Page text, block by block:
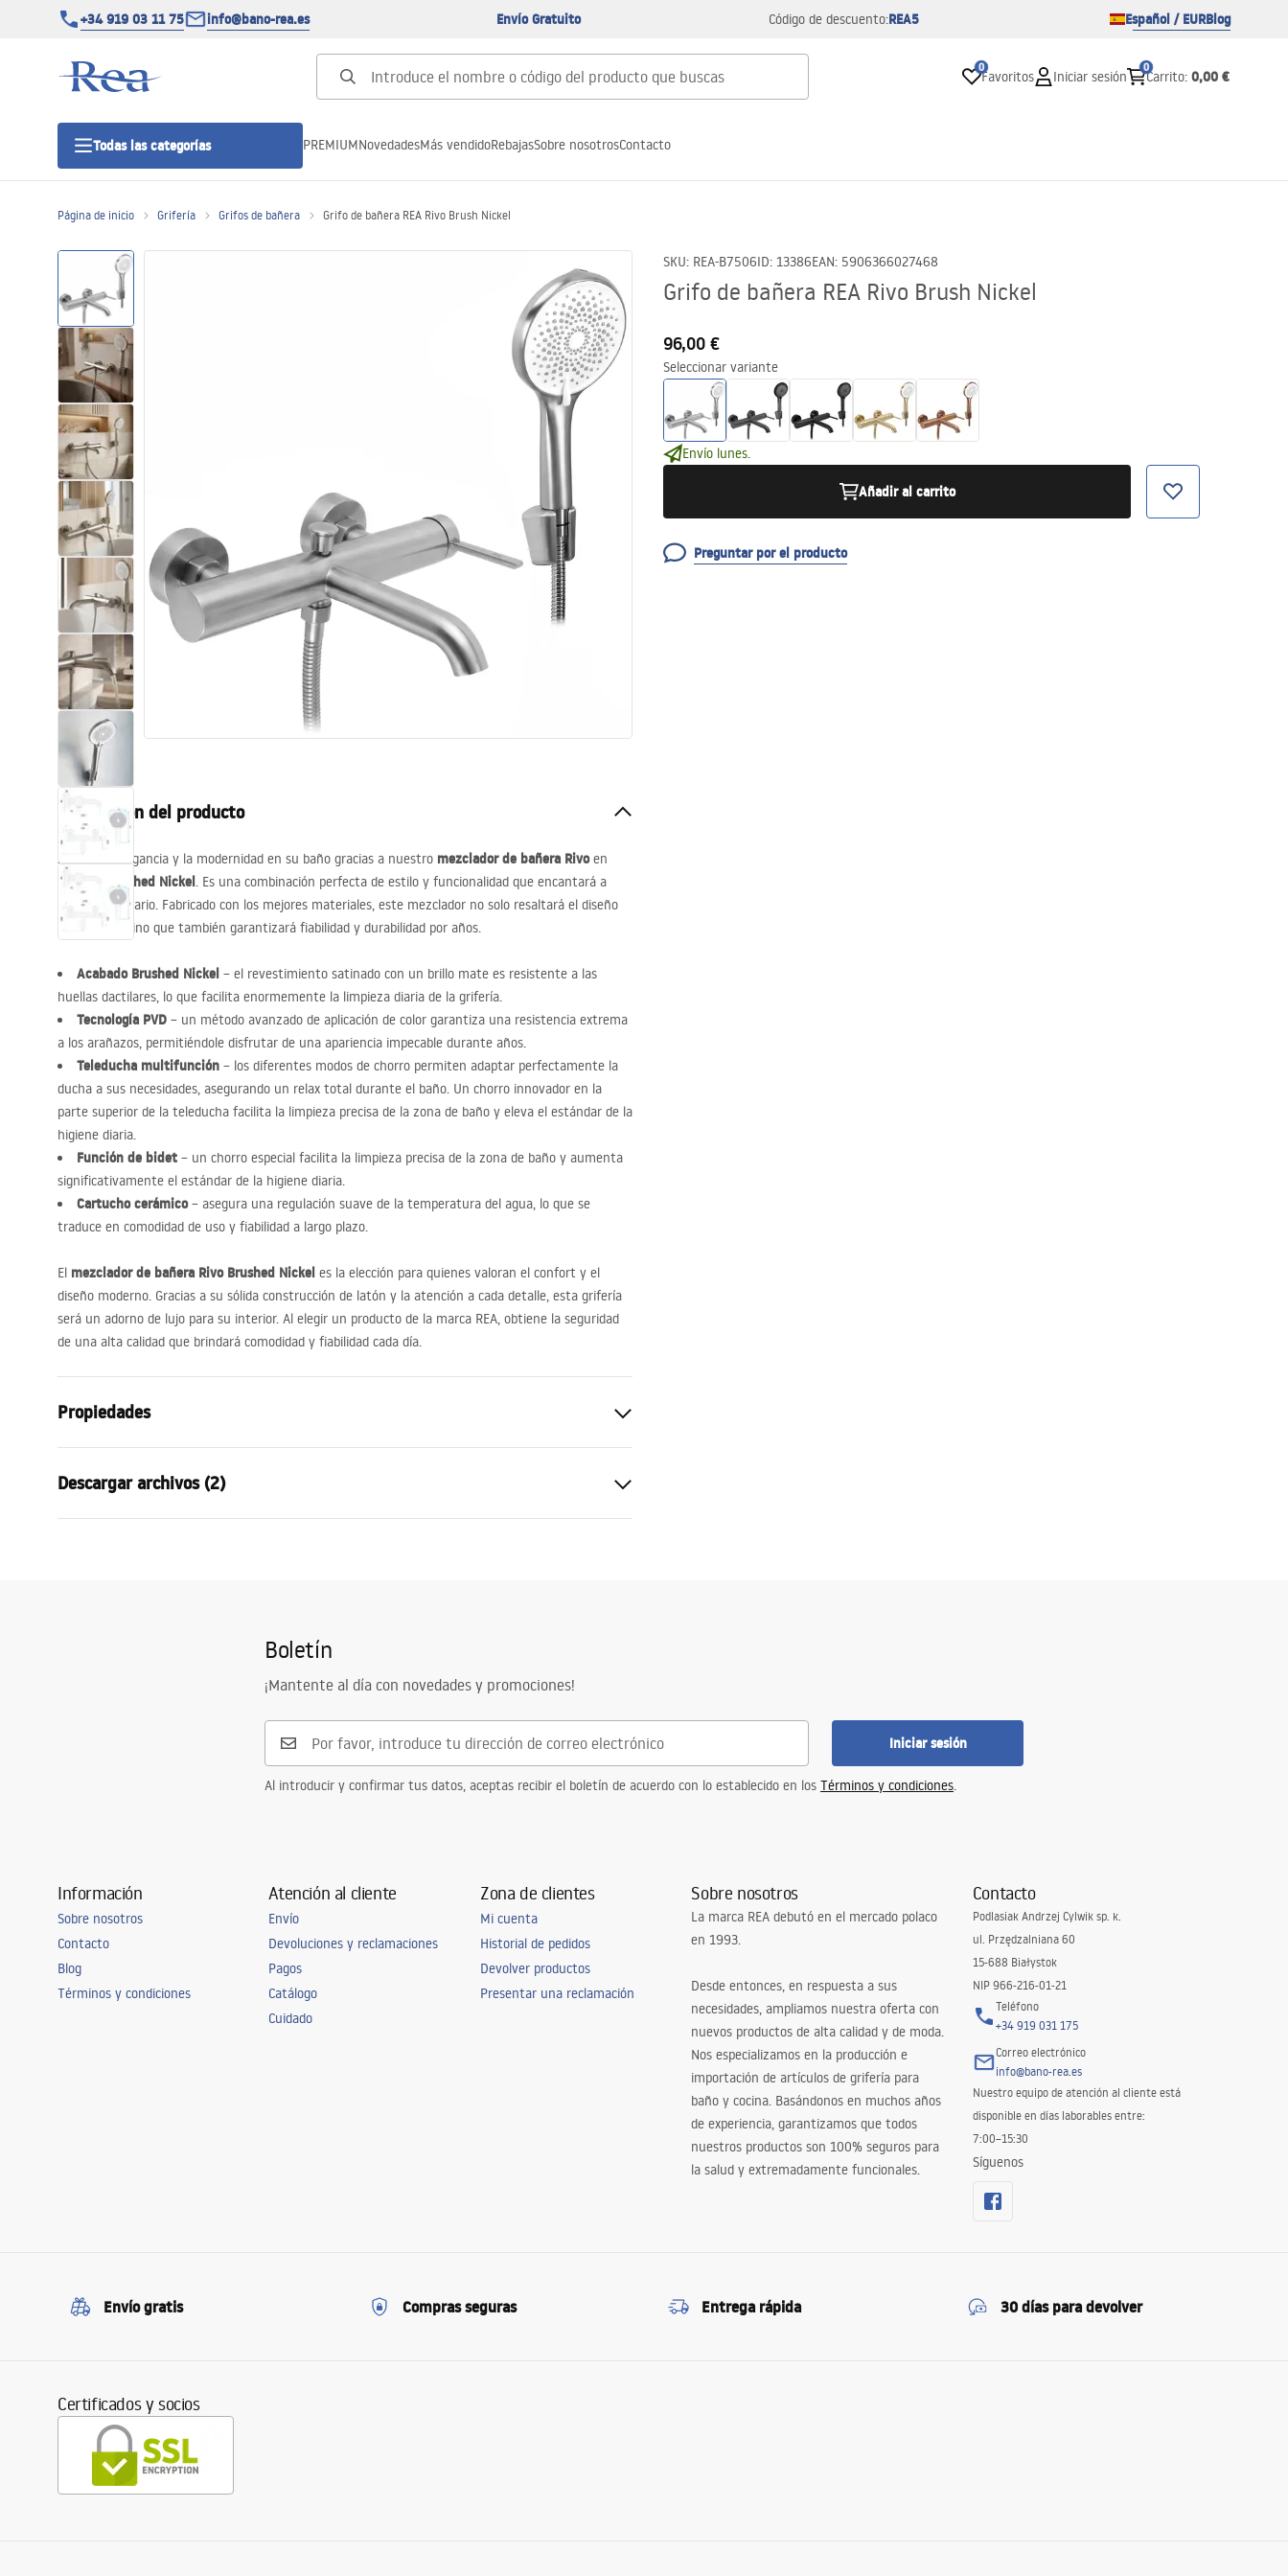
+34 919 03 11 75 info@bano-rea.es Envío Gratuito Código de descuento:REA5 Español / EURBlog
0
Favoritos Iniciar sesión
0
Carrito: 0,00 €
Todas las categorías
Puertas de ducha
Platos de ducha
Drenajes lineales
Inodoro, Bidé
Lavabos
Bañeras y mamparas
Grifería
Ducha
Cocina
Accesorios de baño
PREMIUMNovedadesMás vendidoRebajasSobre nosotrosContacto
Página de inicio Grifería Grifos de bañera Grifo de bañera REA Rivo Brush Nickel
SKU: REA-B7506ID: 13386EAN: 5906366027468
Grifo de bañera REA Rivo Brush Nickel
96,00 €
Seleccionar variante
Envío lunes.
Añadir al carrito
Preguntar por el producto
Descripción del producto
Aprecie la elegancia y la modernidad en su baño gracias a nuestro mezclador de bañera Rivoen
acabado
Brushed Nickel. Es una combinación perfecta de estilo y funcionalidad que encantará a
cualquier usuario. Fabricado con los mejores materiales, este mezclador no solo resaltará el diseño
de su baño, sino que también garantizará fiabilidad y durabilidad por años.
Acabado Brushed Nickel – el revestimiento satinado con un brillo mate es resistente a las
huellas dactilares, lo que facilita enormemente la limpieza diaria de la grifería.
Tecnología PVD – un método avanzado de aplicación de color garantiza una resistencia extrema
a los arañazos, permitiéndole disfrutar de una apariencia impecable durante años.
Teleducha multifunción – los diferentes modos de chorro permiten adaptar perfectamente la
ducha a sus necesidades, asegurando un relax total durante el baño. Un chorro innovador en la
parte superior de la teleducha facilita la limpieza precisa de la zona de baño y eleva el estándar de la
higiene diaria.
Función de bidet – un chorro especial facilita la limpieza precisa de la zona de baño y aumenta
significativamente el estándar de la higiene diaria.
Cartucho cerámico– asegura una regulación suave de la temperatura del agua, lo que se
traduce en comodidad de uso y fiabilidad a largo plazo.
El mezclador de bañera Rivo Brushed Nickel es la elección para quienes valoran el confort y el
diseño moderno. Gracias a su sólida construcción de latón y la atención a cada detalle, esta grifería
será un adorno de lujo para su interior. Al elegir un producto de la marca REA, obtiene la seguridad
de una alta calidad que brindará comodidad y fiabilidad cada día.
Propiedades
Método de instalación
Color
Acero cepillado
PVD
150mm
5 años
Descargar archivos (2)
Boletín
¡Mantente al día con novedades y promociones!
Iniciar sesión
Al introducir y confirmar tus datos, aceptas recibir el boletín de acuerdo con lo establecido en los Términos y condiciones.
Información
Sobre nosotros
Contacto
Blog
Términos y condiciones
Atención al cliente
Envío
Devoluciones y reclamaciones
Pagos
Catálogo
Cuidado
Zona de clientes
Mi cuenta
Historial de pedidos
Devolver productos
Presentar una reclamación
Sobre nosotros
La marca REA debutó en el mercado polaco
en 1993.
Desde entonces, en respuesta a sus
necesidades, ampliamos nuestra oferta con
nuevos productos de alta calidad y de moda.
Nos especializamos en la producción e
importación de artículos de grifería para
baño y cocina. Basándonos en muchos años
de experiencia, garantizamos que todos
nuestros productos son 100% seguros para
la salud y extremadamente funcionales.
Contacto
Podlasiak Andrzej Cylwik sp. k.
ul. Przędzalniana 60
15-688 Białystok
NIP 966-216-01-21
Teléfono
+34 919 031 175
Correo electrónico
info@bano-rea.es
Nuestro equipo de atención al cliente está
disponible en días laborables entre:
7:00–15:30
Síguenos
Envío gratis Compras seguras Entrega rápida 30 días para devolver
Certificados y socios